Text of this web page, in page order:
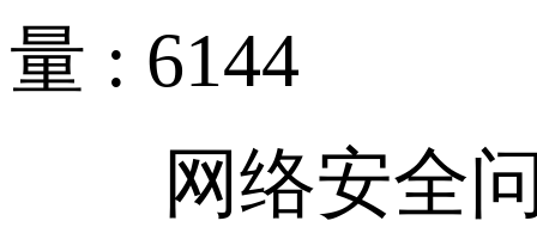
量 : 6144
网络安全问